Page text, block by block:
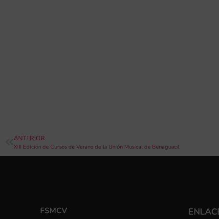
ANTERIOR
XIII Edición de Cursos de Verano de la Unión Musical de Benaguacil
FSMCV